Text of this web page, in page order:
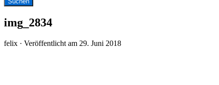
img_2834
felix · Veröffentlicht am 29. Juni 2018